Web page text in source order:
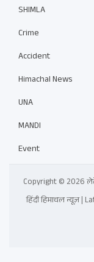
SHIMLA
Crime
Accident
Himachal News
UNA
MANDI
Event
Copyright © 2026
हिंदी हिमाचल न्यूज़ |